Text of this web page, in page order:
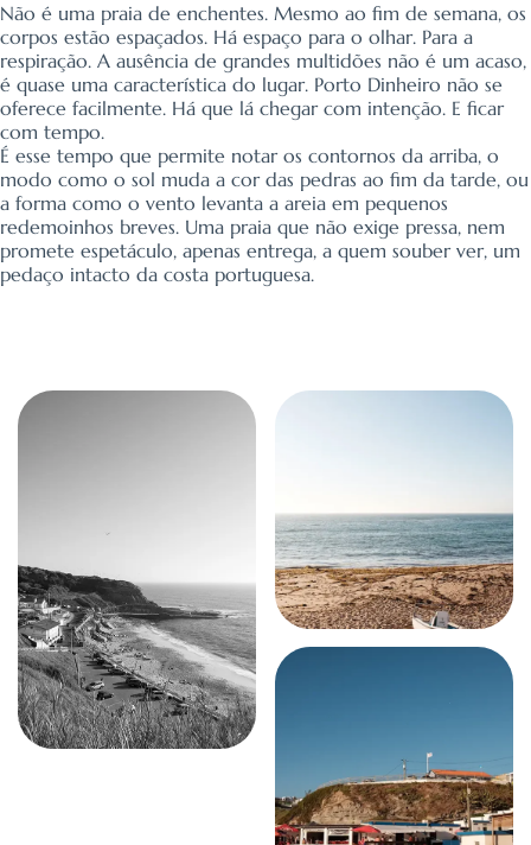
Não é uma praia de enchentes. Mesmo ao fim de semana, os
corpos estão espaçados. Há espaço para o olhar. Para a
respiração. A ausência de grandes multidões não é um acaso,
é quase uma característica do lugar. Porto Dinheiro não se
oferece facilmente. Há que lá chegar com intenção. E ficar
com tempo.
É esse tempo que permite notar os contornos da arriba, o
modo como o sol muda a cor das pedras ao fim da tarde, ou
a forma como o vento levanta a areia em pequenos
redemoinhos breves. Uma praia que não exige pressa, nem
promete espetáculo, apenas entrega, a quem souber ver, um
pedaço intacto da costa portuguesa.